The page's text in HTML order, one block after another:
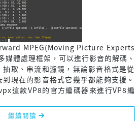
MPEG(Moving Picture Experts
體處理框架，可以進行影音的解碼、
取、串流和濾鏡，無論影音格式是從
現在的影音格式它幾乎都能夠支援。
這款VP8的官方編碼器來進行VP8編
繼續閱讀